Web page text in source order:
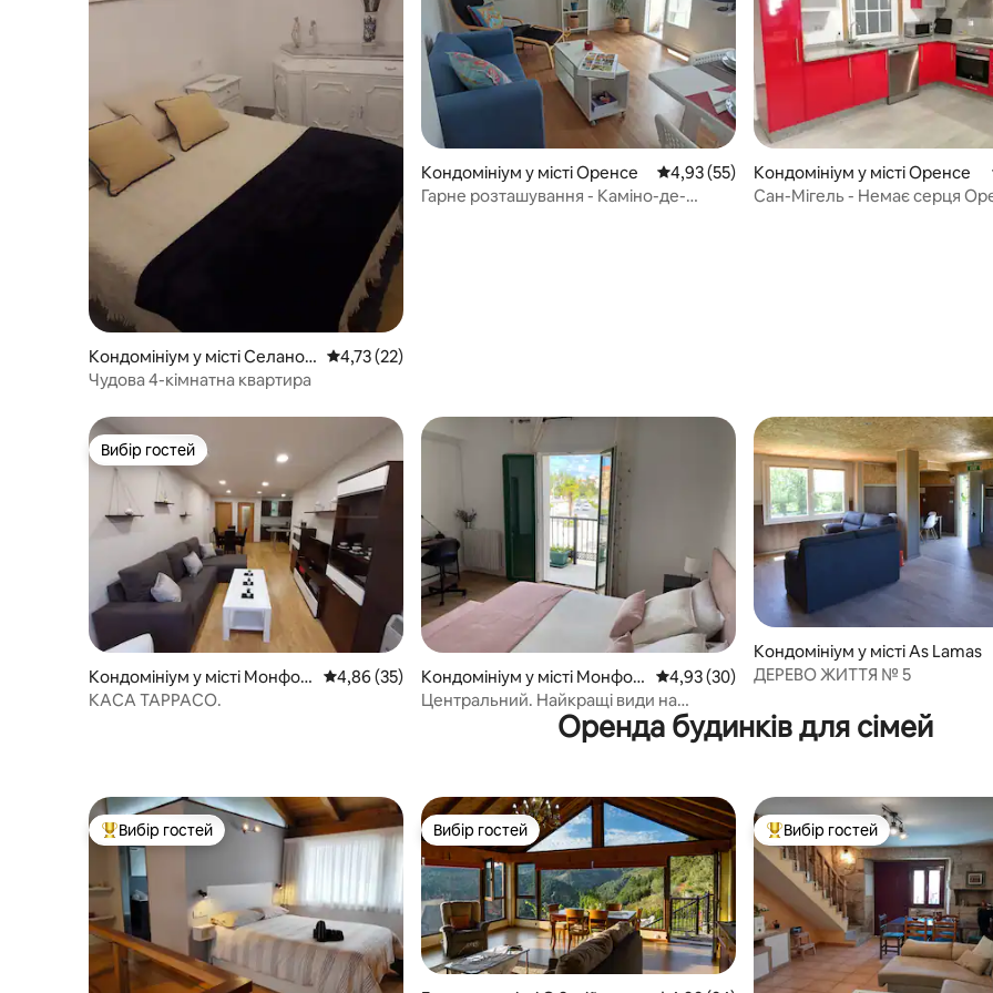
Кондомініум у місті Селанов
а
Середня оцінка: 4,73 з 5, відгуки: 22
4,73 (22)
Чудова 4-кімнатна квартира
Кондомініум у місті Оренсе Середня оцінка: 4,93 з 5, відгуки: 55
4,93 (55)
Гарне розташування - Каміно-де-
Кондомініум у місті Оренсе
Сан-Мігель - Немає серця
Вибір гостей
Вибір гостей
Кондомініум у місті Монфор
те де Лемос
Середня оцінка: 4,86 з 5, відгуки: 35
4,86 (35)
КАСА ТАРРАСО.
Кондомініум у місті Монфор
те де Лемос
Середня оцінка: 4,93 з 5, відгуки: 30
4,93 (30)
Центральний. Найкращі види на
Кондомініум у місті As Lamas
ДЕРЕВО ЖИТТЯ № 5
Оренда будинків для сімей
Топ вибір гостей
Вибір гостей Вибір гостей
Вибір гостей Топ вибір гостей
Вибір гостей